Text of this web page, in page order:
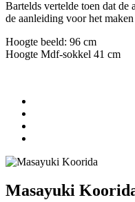
Bartelds vertelde toen dat de
de aanleiding voor het
Hoogte beeld: 96 cm
Hoogte Mdf-sokkel 41 cm
Masayuki